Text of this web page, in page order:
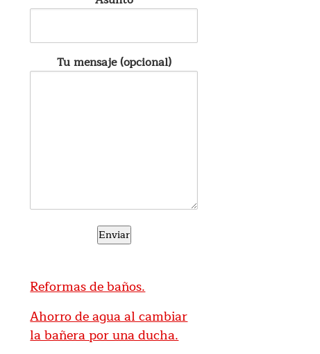
Tu mensaje (opcional)
Reformas de baños.
Ahorro de agua al cambiar
la bañera por una ducha.